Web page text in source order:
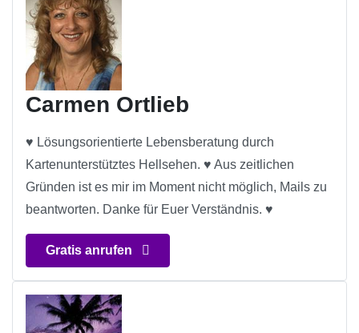
Carmen Ortlieb
♥ Lösungsorientierte Lebensberatung durch
Kartenunterstütztes Hellsehen. ♥ Aus zeitlichen
Gründen ist es mir im Moment nicht möglich, Mails zu
beantworten. Danke für Euer Verständnis. ♥
Gratis anrufen